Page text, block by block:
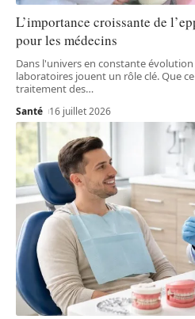
L’importance croissante de
pour les médecins
Dans l'univers en constante évolution
laboratoires jouent un rôle clé. Que
traitement des…
Santé 16 juillet 2026